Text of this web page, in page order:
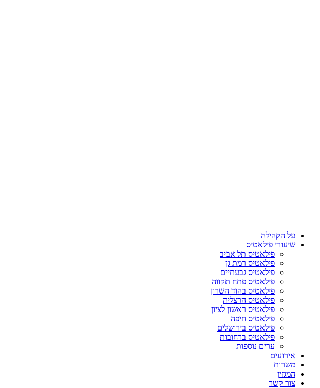
על הקהילה
שיעורי פילאטיס
פילאטיס תל אביב
פילאטיס רמת גן
פילאטיס גבעתיים
פילאטיס פתח תקווה
פילאטיס בהוד השרון
פילאטיס הרצליה
פילאטיס ראשון לציון
פילאטיס חיפה
פילאטיס בירושלים
פילאטיס ברחובות
ערים נוספות
אירועים
משרות
המגזין
צור קשר